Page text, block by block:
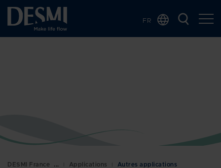
FR
DESMI France Applications Autres applications